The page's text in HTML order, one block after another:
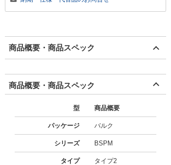
商品概要・商品スペック
商品概要・商品スペック
型 商品概要
パッケージ バルク
シリーズ BSPM
タイプ タイプ2